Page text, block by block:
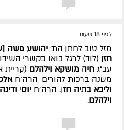
לפני 18 שעות
מזל טוב לחתן הת' יהושע משה
חזן (לוד) לרגל בואו בקשרי
עב"ג חיה מושקא וילהלם (קריית
משנה ברכות להורים: הרה"ח
וליבא בתיה חזן. הרה"ח יוסי ודינה
וילהלם.